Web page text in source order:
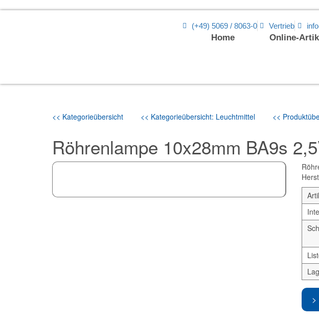
(+49) 5069 / 8063-0 Vertrieb
Home Online-
<< Kategorieübersicht << Kategorieübersicht: Leuchtmittel <<
Röhrenlampe 10x28mm BA9s